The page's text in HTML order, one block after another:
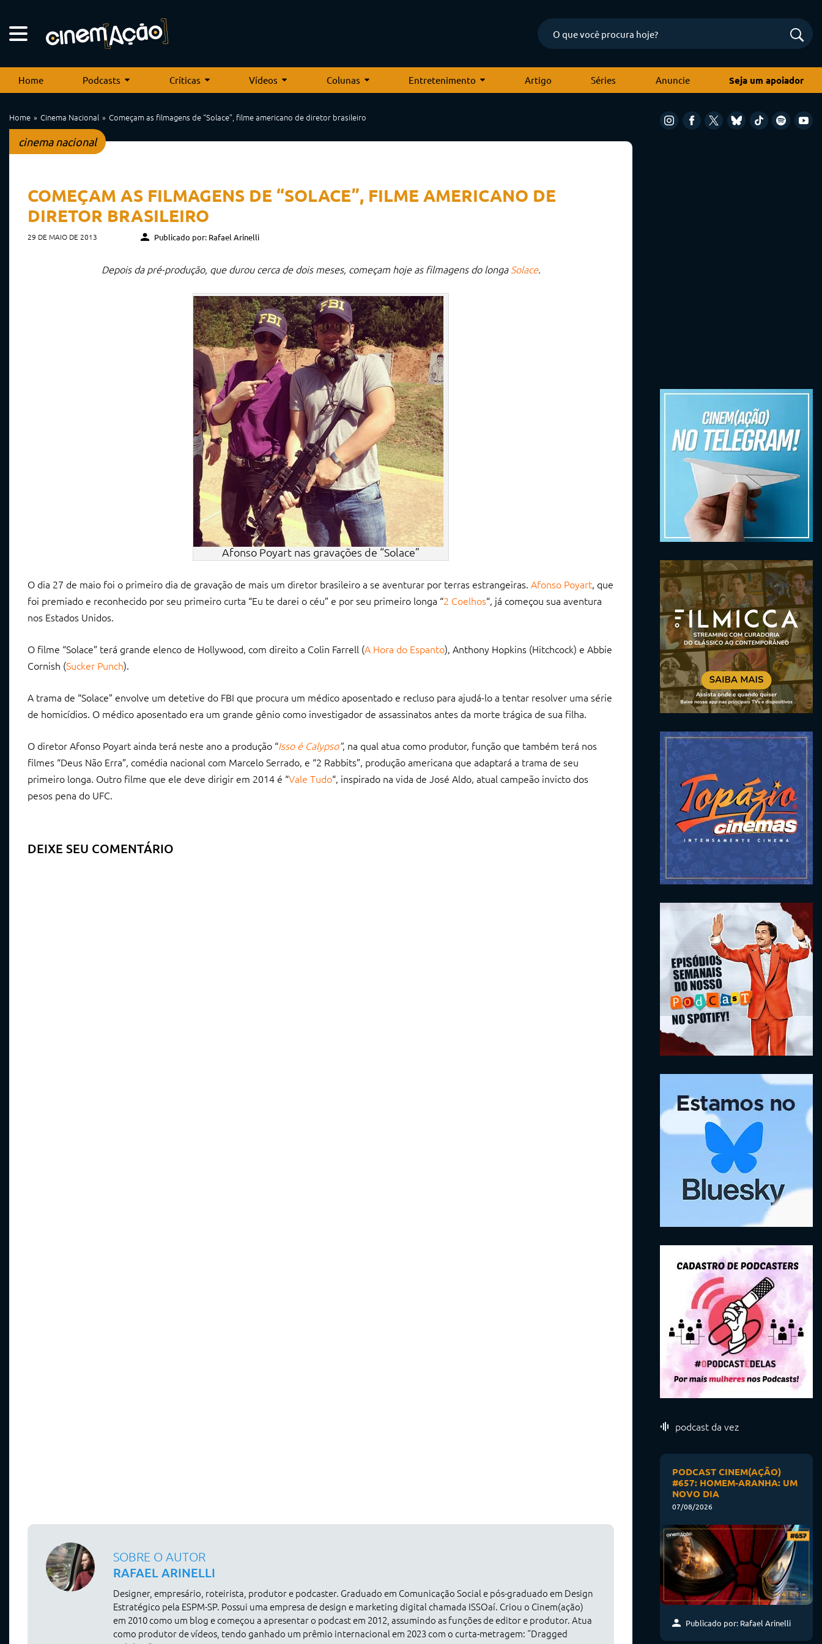
Home Podcasts Críticas Vídeos Colunas Entretenimento Artigo Séries Anuncie Seja um apoiador
Home Cinema Nacional Começam as filmagens de “Solace”, filme americano de diretor brasileiro
cinema nacional
COMEÇAM AS FILMAGENS DE “SOLACE”, FILME AMERICANO DE
DIRETOR BRASILEIRO
29 DE MAIO DE 2013 Publicado por: Rafael Arinelli
Depois da pré-produção, que durou cerca de dois meses, começam hoje as filmagens do longaSolace.
Afonso Poyart nas gravações de “Solace”
O dia 27 de maio foi o primeiro dia de gravação de mais um diretor brasileiro a se aventurar por terras estrangeiras. Afonso Poyart, que
foi premiado e reconhecido por seu primeiro curta “Eu te darei o céu” e por seu primeiro longa “2 Coelhos“, já começou sua aventura
nos Estados Unidos.
O filme “Solace” terá grande elenco de Hollywood, com direito a Colin Farrell (A Hora do Espanto), Anthony Hopkins (Hitchcock) e Abbie
Cornish (Sucker Punch).
A trama de “Solace” envolve um detetive do FBI que procura um médico aposentado e recluso para ajudá-lo a tentar resolver uma série
de homicídios. O médico aposentado era um grande gênio como investigador de assassinatos antes da morte trágica de sua filha.
O diretor Afonso Poyart ainda terá neste ano a produção “Isso é Calypso“, na qual atua como produtor, função que também terá nos
filmes “Deus Não Erra”, comédia nacional com Marcelo Serrado, e “2 Rabbits”, produção americana que adaptará a trama de seu
primeiro longa. Outro filme que ele deve dirigir em 2014 é “Vale Tudo“, inspirado na vida de José Aldo, atual campeão invicto dos
pesos pena do UFC.
DEIXE SEU COMENTÁRIO
SOBRE O AUTOR
RAFAEL ARINELLI
Designer, empresário, roteirista, produtor e podcaster. Graduado em Comunicação Social e pós-graduado em Design
Estratégico pela ESPM-SP. Possui uma empresa de design e marketing digital chamada ISSOaí. Criou o Cinem(ação)
em 2010 como um blog e começou a apresentar o podcast em 2012, assumindo as funções de editor e produtor. Atua
como produtor de vídeos, tendo ganhado um prêmio internacional em 2023 com o curta-metragem: “Dragged
podcast da vez
PODCAST CINEM(AÇÃO)
#657: HOMEM-ARANHA: UM
NOVO DIA
07/08/2026
Publicado por: Rafael Arinelli